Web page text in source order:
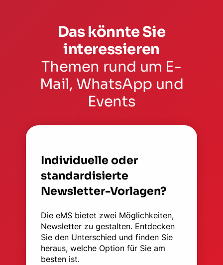
Das könnte Sie
interessieren
Themen rund um E-
Mail, WhatsApp und
Events
Individuelle oder
standardisierte
Newsletter-Vorlagen?
Die eMS bietet zwei Möglichkeiten,
Newsletter zu gestalten. Entdecken
Sie den Unterschied und finden Sie
heraus, welche Option für Sie am
besten ist.